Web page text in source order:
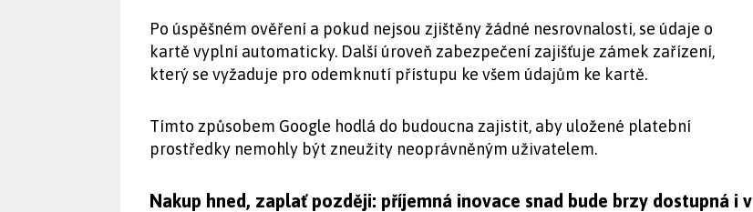
Po úspěšném ověření a pokud nejsou zjištěny žádné nesrovnalosti, se údaje o
kartě vyplní automaticky. Další úroveň zabezpečení zajišťuje zámek zařízení,
který se vyžaduje pro odemknutí přístupu ke všem údajům ke kartě.
Tímto způsobem Google hodlá do budoucna zajistit, aby uložené platební
prostředky nemohly být zneužity neoprávněným uživatelem.
Nakup hned, zaplať později: příjemná inovace snad bude brzy dostupná i v